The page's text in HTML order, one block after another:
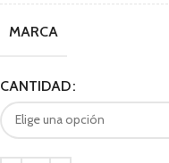
MARCA
CANTIDAD